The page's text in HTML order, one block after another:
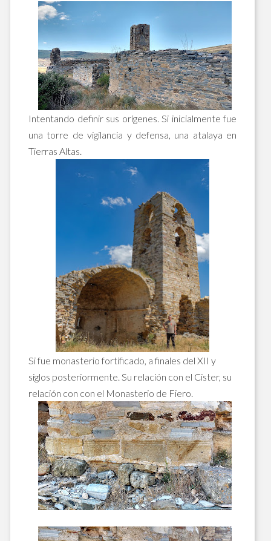
Intentando definir sus orígenes. Si inicialmente fue
una torre de vigilancia y defensa, una atalaya en
Tierras Altas.
Si fue monasterio fortificado, a finales del XII y
siglos posteriormente. Su relación con el Cister, su
relación con con el Monasterio de Fiero.